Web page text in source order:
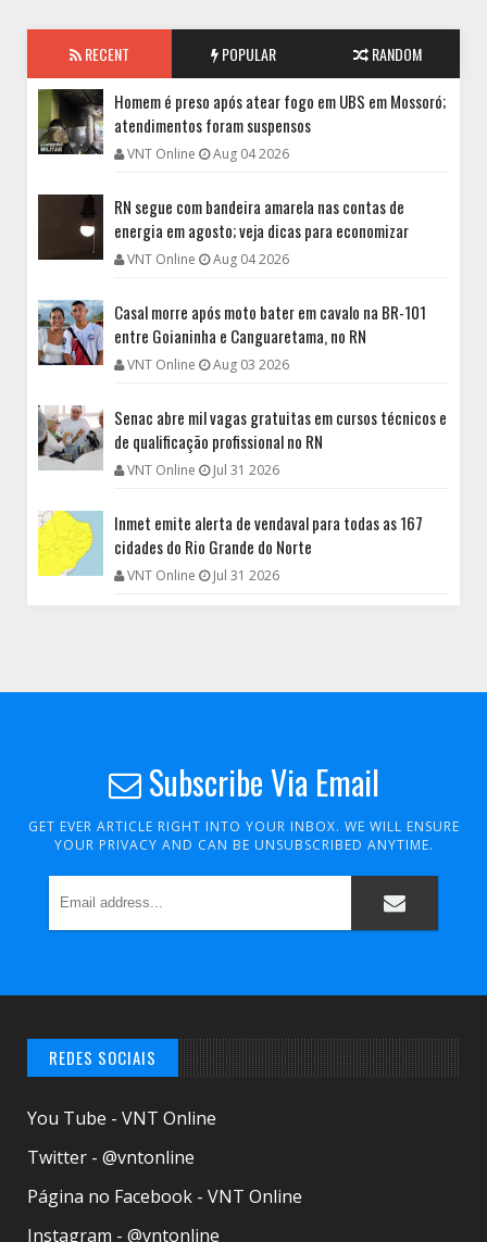
RECENT POPULAR RANDOM
Homem é preso após atear fogo em UBS em Mossoró;
atendimentos foram suspensos
VNT Online Aug 04 2026
RN segue com bandeira amarela nas contas de
energia em agosto; veja dicas para economizar
VNT Online Aug 04 2026
Casal morre após moto bater em cavalo na BR-101
entre Goianinha e Canguaretama, no RN
VNT Online Aug 03 2026
Senac abre mil vagas gratuitas em cursos técnicos e
de qualificação profissional no RN
VNT Online Jul 31 2026
Inmet emite alerta de vendaval para todas as 167
cidades do Rio Grande do Norte
VNT Online Jul 31 2026
Subscribe Via Email
GET EVER ARTICLE RIGHT INTO YOUR INBOX. WE WILL ENSURE
YOUR PRIVACY AND CAN BE UNSUBSCRIBED ANYTIME.
REDES SOCIAIS
You Tube - VNT Online
Twitter - @vntonline
Página no Facebook - VNT Online
Instagram - @vntonline